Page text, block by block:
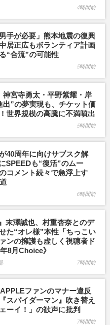
4時間前
手が必要」熊本地震の復興
居正広もボランティア計画
“合流”の可能性
5時間前
神宮寺勇太・平野紫耀・岸
出”の夢実現も、チケット価
世界規模の高騰に不満噴出
5時間前
40周年に向けサブスク解
SPEEDも“復活”のムー
コメント続々で急浮上す
6時間前
末澤誠也、村重杏奈とのデ
た“オレ様”本性「ちっこい
ンの擁護も虚しく視聴者ド
8月Choice》
7時間前
ファンのマナー違反
スパイダーマン』吹き替え
ーイ！」の歓声に批判
7時間前